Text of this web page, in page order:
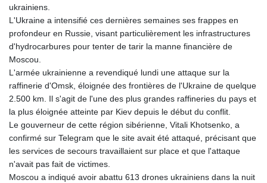
ukrainiens.
L'Ukraine a intensifié ces dernières semaines ses frappes en
profondeur en Russie, visant particulièrement les infrastructures
d'hydrocarbures pour tenter de tarir la manne financière de
Moscou.
L'armée ukrainienne a revendiqué lundi une attaque sur la
raffinerie d'Omsk, éloignée des frontières de l'Ukraine de quelque
2.500 km. Il s'agit de l'une des plus grandes raffineries du pays et
la plus éloignée atteinte par Kiev depuis le début du conflit.
Le gouverneur de cette région sibérienne, Vitali Khotsenko, a
confirmé sur Telegram que le site avait été attaqué, précisant que
les services de secours travaillaient sur place et que l'attaque
n'avait pas fait de victimes.
Moscou a indiqué avoir abattu 613 drones ukrainiens dans la nuit